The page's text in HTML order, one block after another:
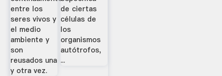
entre los
seres vivos y
el medio
ambiente y
son
reusados una
y otra vez.
de ciertas
células de
los
organismos
autótrofos,
...